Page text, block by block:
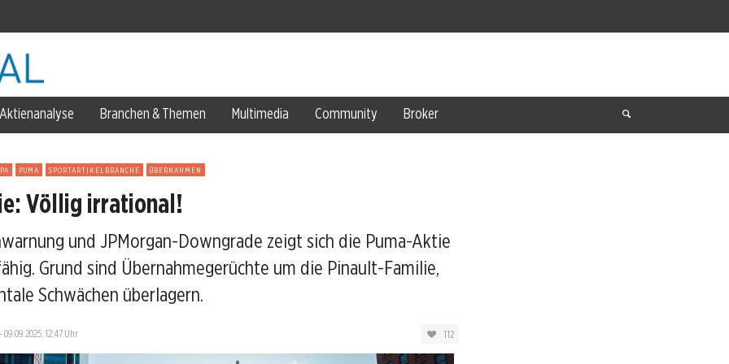
füllen
Aktienanalyse Branchen & Themen Multimedia Community Broker
PUMA SPORTARTIKELBRANCHE ÜBERNAHMEN
Völlig irrational!
und JPMorgan-Downgrade zeigt sich die Puma-Aktie
Grund sind Übernahmegerüchte um die Pinault-Familie,
Schwächen überlagern.
09.09.2025, 12:47 Uhr 112